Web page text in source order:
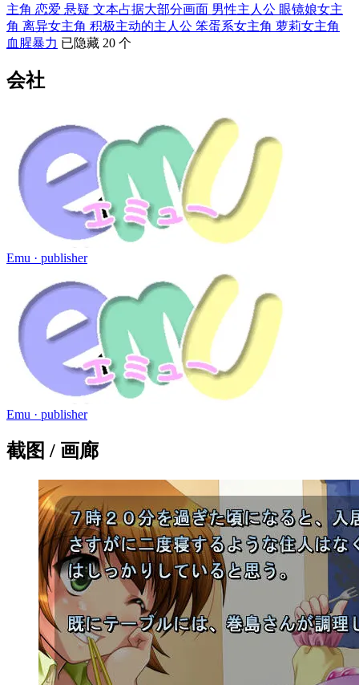
主角 恋爱 悬疑 文本占据大部分画面 男性主人公 眼镜娘女主
角 离异女主角 积极主动的主人公 笨蛋系女主角 萝莉女主角
血腥暴力 已隐藏 20 个
会社
Emu · publisher
Emu · publisher
截图 / 画廊